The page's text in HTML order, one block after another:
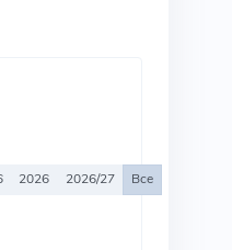
2026 2026/27 Все